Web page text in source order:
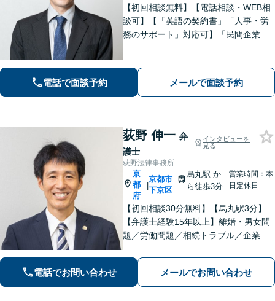
【初回相談無料】【電話相談・WEB相
談可】【「英語の契約書」「人事・労
務のサポート」対応可】「民間企業へ
バイスで経営をサポートします！【休
日・夜間相談あり】
電話で面談予約 メールで面談予約
荻野 伸一 弁
護士
インタビューを
見る
荻野法律事務所
京
都
府
|
京都市
下京区
烏丸駅 か
ら徒歩3分
営業時間：本
日定休日
【初回相談30分無料】【烏丸駅3分】
【弁護士経験15年以上】離婚・男女問
題／労働問題／相続トラブル／企業法
ケーションで、納得感のある解決を目
指します【宗教法人法務／医療法務も
ご相談ください】【Web面談可】
電話でお問い合わせ メールでお問い合わせ